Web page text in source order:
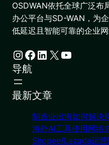
OSDWAN依托全球广泛布
办公平台与SD-WAN，为
低延迟且智能可靠的企业网
Instagram Facebook LinkedIn X YouTube
导航
最新文章
制造业出海如何解决
海外AI工具使用网络
Shopee/Lazada运